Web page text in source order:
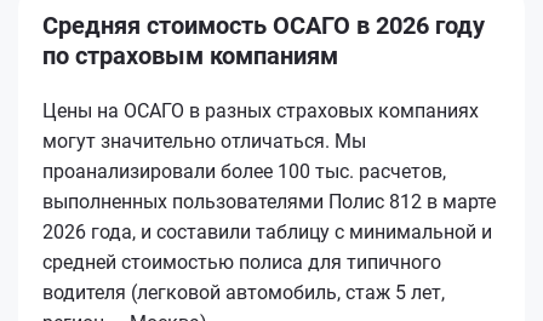
Средняя стоимость ОСАГО в 2026 году
по страховым компаниям
Цены на ОСАГО в разных страховых компаниях
могут значительно отличаться. Мы
проанализировали более 100 тыс. расчетов,
выполненных пользователями Полис 812 в марте
2026 года, и составили таблицу с минимальной и
средней стоимостью полиса для типичного
водителя (легковой автомобиль, стаж 5 лет,